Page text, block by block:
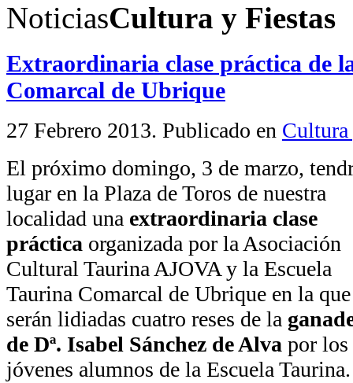
NoticiasCultura y Fiestas
Extraordinaria clase práctica de
Comarcal de Ubrique
27 Febrero 2013. Publicado en Cultura
El próximo domingo, 3 de marzo,
lugar en la Plaza de Toros de nuestra
localidad una extraordinaria clase
práctica organizada por la Asociación
Cultural Taurina AJOVA y la Escuela
Taurina Comarcal de Ubrique en la que
serán lidiadas cuatro reses de la
de Dª. Isabel Sánchez de Alva por los
jóvenes alumnos de la Escuela Taurina.